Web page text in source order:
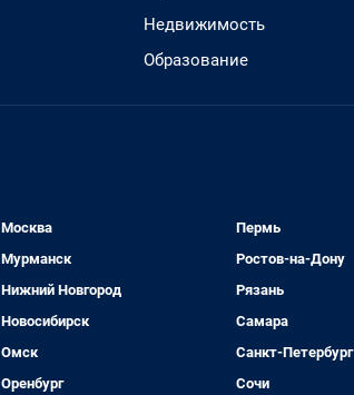
Недвижимость
Образование
Москва
Мурманск
Нижний Новгород
Новосибирск
Омск
Оренбург
Пермь
Ростов-на-Дону
Рязань
Самара
Санкт-Петербург
Сочи